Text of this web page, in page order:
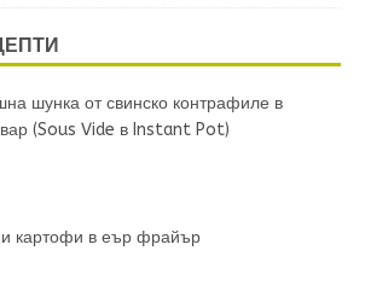
шунка от свинско контрафиле в
(Sous Vide в Instant Pot)
картофи в еър фрайър